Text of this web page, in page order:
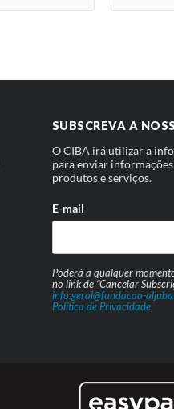
SUBSCREVA A
O CIBA irá utilizar a
para enviar
produtos e serviços.
E-mail
Poderá a qualquer
no link de “Cancelar
info.geral@fundacao-
Política de Privacidade